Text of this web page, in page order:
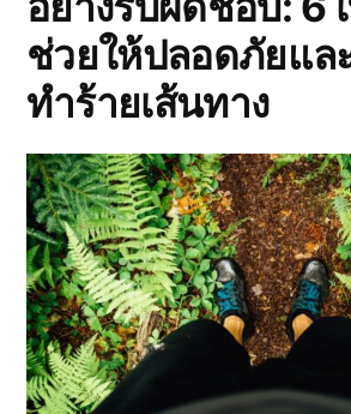
ช่วยให้ปลอดภัยแล
ทำร้ายเส้นทาง